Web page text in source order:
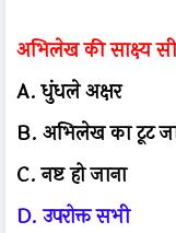
अभिलेख की साक्ष्य
A. धुंधले अक्षर
B. अभिलेख का टूट
C. नष्ट हो जाना
D. उपरोक्त सभी